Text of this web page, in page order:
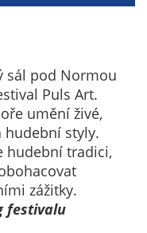
sál pod Normou
Puls Art.
umění živé,
hudební styly.
hudební tradici,
zážitky.
festivalu
důvodu
být